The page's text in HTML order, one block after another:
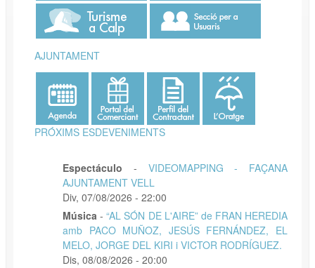
AJUNTAMENT
PRÓXIMS ESDEVENIMENTS
Espectáculo - VIDEOMAPPING - FAÇANA
AJUNTAMENT VELL
Div, 07/08/2026 - 22:00
Música -“AL SÓN DE L'AIRE” de FRAN HEREDIA
amb PACO MUÑOZ, JESÚS FERNÁNDEZ, EL
MELO, JORGE DEL KIRI i VICTOR RODRÍGUEZ.
Dis, 08/08/2026 - 20:00